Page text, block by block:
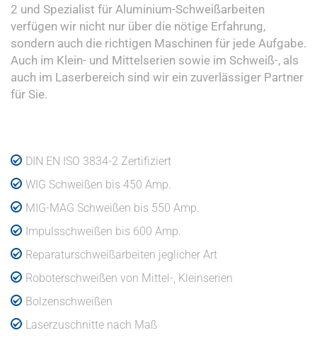
2 und Spezialist für Aluminium-Schweißarbeiten
verfügen wir nicht nur über die nötige Erfahrung,
sondern auch die richtigen Maschinen für jede Aufgabe.
Auch im Klein- und Mittelserien sowie im Schweiß-, als
auch im Laserbereich sind wir ein zuverlässiger Partner
für Sie.
DIN EN ISO 3834-2 Zertifiziert
WIG Schweißen bis 450 Amp.
MIG-MAG Schweißen bis 550 Amp.
Impulsschweißen bis 600 Amp.
Reparaturschweißarbeiten jeglicher Art
Roboterschweißen von Mittel-, Kleinserien
Bolzenschweißen
Laserzuschnitte nach Maß